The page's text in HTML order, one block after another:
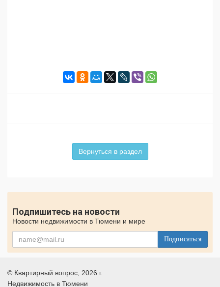
Вернуться в раздел
Подпишитесь на новости
Новости недвижимости в Тюмени и мире
Подписаться
© Квартирный вопрос , 2026 г.
Недвижимость в Тюмени